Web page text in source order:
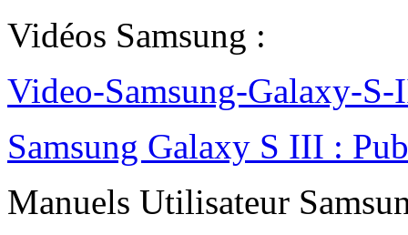
Vidéos Samsung :
Video-Samsung-Galaxy-
Samsung Galaxy S III :
Manuels Utilisateur